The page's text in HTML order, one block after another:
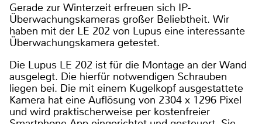
Gerade zur Winterzeit erfreuen sich IP-
Überwachungskameras großer Beliebtheit. Wir
haben mit der LE 202 von Lupus eine interessante
Überwachungskamera getestet.
Die Lupus LE 202 ist für die Montage an der Wand
ausgelegt. Die hierfür notwendigen Schrauben
liegen bei. Die mit einem Kugelkopf ausgestattete
Kamera hat eine Auflösung von 2304 x 1296 Pixel
und wird praktischerweise per kostenfreier